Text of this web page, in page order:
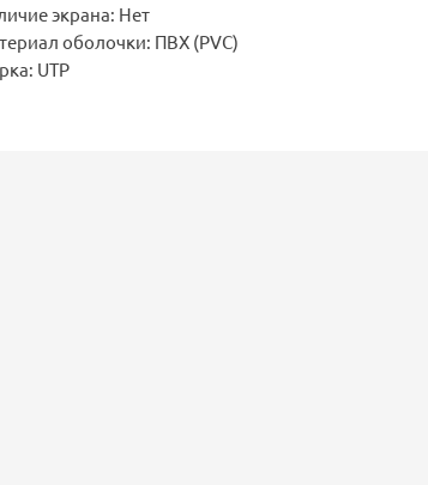
экрана: Нет
оболочки: ПВХ (PVC)
UTP